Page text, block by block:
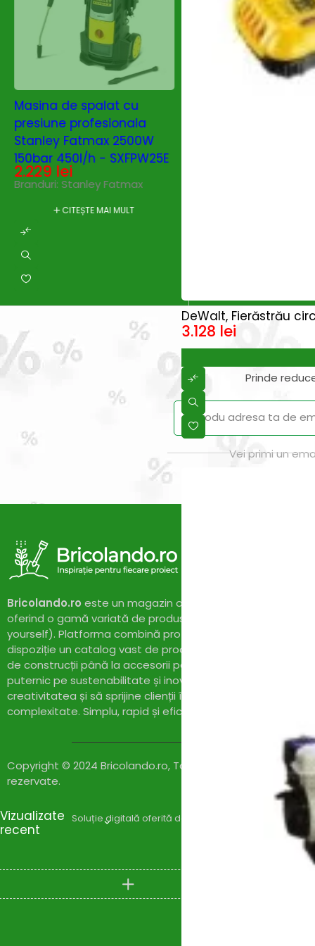
Vizualizate
recent
DeWalt, Fierăstrău
3.128 lei
SOLD OUT
Masina de spalat cu
presiune profesionala
Stanley Fatmax 2500W
150bar 450l/h - SXFPW25E
2.229 lei
Branduri: Stanley Fatmax
CITEȘTE MAI MULT
Prinde
Vei primi un
Bricolando.ro este un magazin online dedicat pasionaților
oferind o gamă variată de produse și soluții pentru
yourself). Platforma combină profesionalismul cu
dispoziție un catalog vast de produse de calitate, de la
de construcții până la accesorii pentru casă și grădină.
puternic pe sustenabilitate și inovație,
își
creativitatea și să sprijine clienții în realizarea proiectelor
complexitate. Simplu, rapid și eficient!
Copyright © 2024 Bricolando.ro, Toate drepturile
rezervate.
Soluție digitală oferită de
Zylaris Group România –